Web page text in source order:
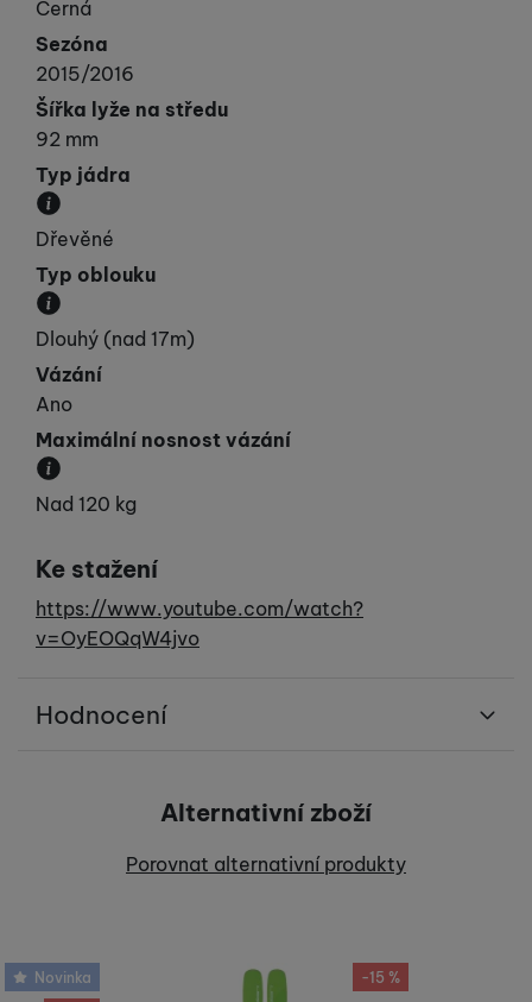
Převládající barva výrobku.
Černá
Sezóna
2015/2016
Šířka lyže na středu
92 mm
Typ jádra
Materiál, ze kterého je jádro lyže vyrobeno.
Dřevěné
Typ oblouku
Přibližná velikost poloměru oblouku.
Dlouhý (nad 17m)
Vázání
Ano
Maximální nosnost vázání
Určuje maximální hmotnost lyžaře.
Nad 120 kg
Ke stažení
https://www.youtube.com/watch?
v=OyEOQqW4jvo
Hodnocení
Recenze
Alternativní zboží
Porovnat alternativní produkty
-15 %
Novinka